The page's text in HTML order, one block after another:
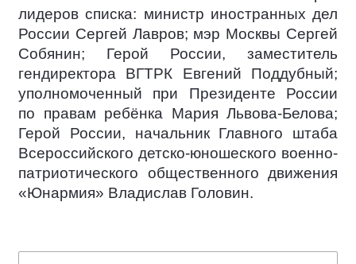
лидеров списка: министр иностранных дел
России Сергей Лавров; мэр Москвы Сергей
Собянин; Герой России, заместитель
гендиректора ВГТРК Евгений Поддубный;
уполномоченный при Президенте России
по правам ребёнка Мария Львова-Белова;
Герой России, начальник Главного штаба
Всероссийского детско-юношеского военно-
патриотического общественного движения
«Юнармия» Владислав Головин.